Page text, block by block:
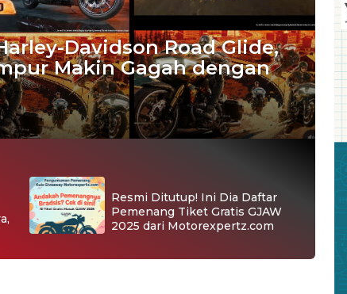
Davidson Road Glide,
Makin Gagah dengan
Resmi Ditutup! Ini Dia Daftar
Pemenang Tiket Gratis GJAW
2025 dari Motorexpertz.com